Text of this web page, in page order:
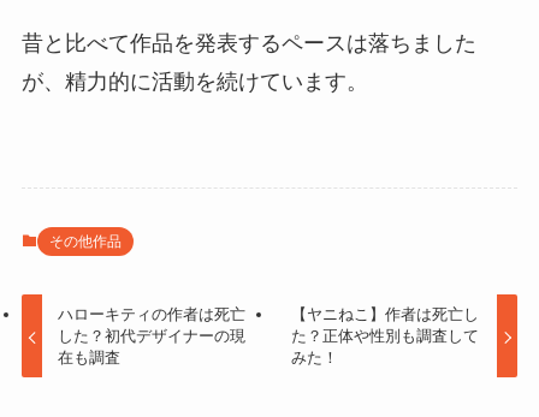
昔と比べて作品を発表するペースは落ちました
が、精力的に活動を続けています。
その他作品
ハローキティの作者は死亡
した？初代デザイナーの現
在も調査
【ヤニねこ】作者は死亡し
た？正体や性別も調査して
みた！